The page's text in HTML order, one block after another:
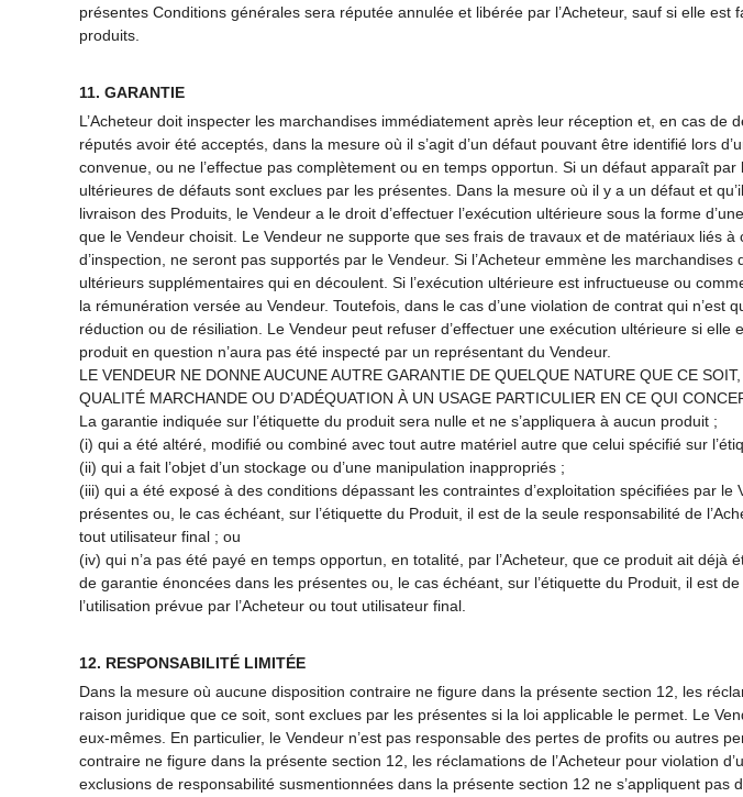
présentes Conditions générales sera réputée annulée et libérée par l’Acheteur, sauf si elle
produits.
11. GARANTIE
L’Acheteur doit inspecter les marchandises immédiatement après leur réception et, en cas
réputés avoir été acceptés, dans la mesure où il s’agit d’un défaut pouvant être identifié lors
convenue, ou ne l’effectue pas complètement ou en temps opportun. Si un défaut apparaît
ultérieures de défauts sont exclues par les présentes. Dans la mesure où il y a un défaut et
livraison des Produits, le Vendeur a le droit d’effectuer l’exécution ultérieure sous la forme
que le Vendeur choisit. Le Vendeur ne supporte que ses frais de travaux et de matériaux liés
d’inspection, ne seront pas supportés par le Vendeur. Si l’Acheteur emmène les
ultérieurs supplémentaires qui en découlent. Si l’exécution ultérieure est infructueuse ou
la rémunération versée au Vendeur. Toutefois, dans le cas d’une violation de contrat qui
réduction ou de résiliation. Le Vendeur peut refuser d’effectuer une exécution ultérieure si
produit en question n’aura pas été inspecté par un représentant du Vendeur.
LE VENDEUR NE DONNE AUCUNE AUTRE GARANTIE DE QUELQUE NATURE QUE CE
QUALITÉ MARCHANDE OU D’ADÉQUATION À UN USAGE PARTICULIER EN CE QUI
La garantie indiquée sur l’étiquette du produit sera nulle et ne s’appliquera à aucun produit ;
(i) qui a été altéré, modifié ou combiné avec tout autre matériel autre que celui spécifié sur
(ii) qui a fait l’objet d’un stockage ou d’une manipulation inappropriés ;
(iii) qui a été exposé à des conditions dépassant les contraintes d’exploitation spécifiées par
présentes ou, le cas échéant, sur l’étiquette du Produit, il est de la seule responsabilité de
tout utilisateur final ; ou
(iv) qui n’a pas été payé en temps opportun, en totalité, par l’Acheteur, que ce produit ait
de garantie énoncées dans les présentes ou, le cas échéant, sur l’étiquette du Produit, il est
l’utilisation prévue par l’Acheteur ou tout utilisateur final.
12. RESPONSABILITÉ LIMITÉE
Dans la mesure où aucune disposition contraire ne figure dans la présente section 12, les
raison juridique que ce soit, sont exclues par les présentes si la loi applicable le permet. Le
eux-mêmes. En particulier, le Vendeur n’est pas responsable des pertes de profits ou autres
contraire ne figure dans la présente section 12, les réclamations de l’Acheteur pour violation
exclusions de responsabilité susmentionnées dans la présente section 12 ne s’appliquent